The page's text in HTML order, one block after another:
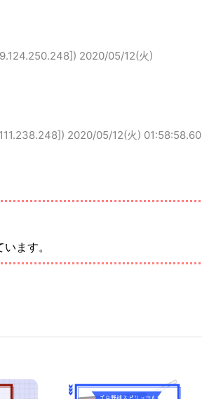
2020/05/12(火)
2020/05/12(火) 01:58:58.60
ます。